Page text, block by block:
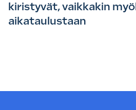
kiristyvät, vaikkakin
aikataulustaan